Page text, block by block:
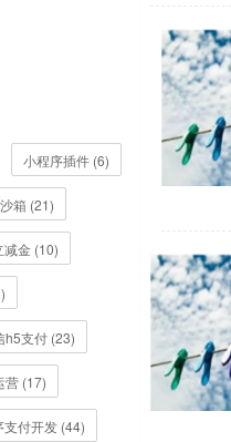
小程序插件 (6)
箱 (21)
减金 (10)
h5支付 (23)
营 (17)
支付开发 (44)